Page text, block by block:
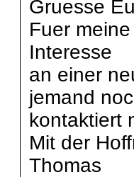
Gruesse
Fuer
Interesse
an einer
jemand
kontaktiert
Mit der
Thomas